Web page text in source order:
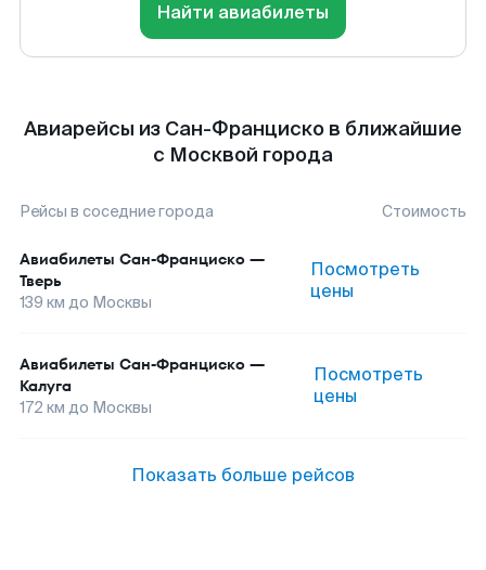
Найти авиабилеты
Авиарейсы из Сан-Франциско в ближайшие
с Москвой города
Рейсы в соседние города Стоимость
Авиабилеты Сан-Франциско —
Тверь
139 км до Москвы
Посмотреть
цены
Авиабилеты Сан-Франциско —
Калуга
172 км до Москвы
Посмотреть
цены
Показать больше рейсов